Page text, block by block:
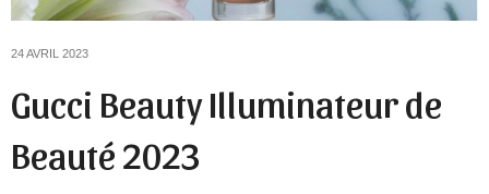
24 AVRIL 2023
Gucci Beauty Illuminateur de
Beauté 2023